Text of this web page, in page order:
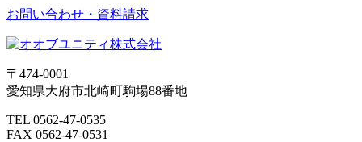
お問い合わせ・資料請求
〒474-0001
愛知県大府市北崎町駒場88番地
TEL 0562-47-0535
FAX 0562-47-0531